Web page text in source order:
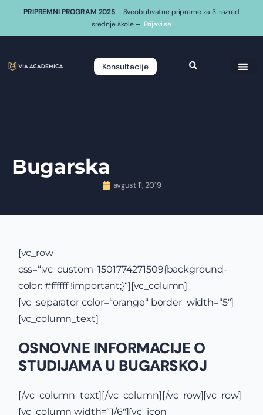
PRIPREMNI PROGRAM 2025 – Sveobuhvatne pripreme za 3. razred
srednje škole – Prijavi se
Konsultacije
Bugarska
avgust 11, 2019
[vc_row
css=“.vc_custom_1501774271509{background-
color: #ffffff !important;}“][vc_column]
[vc_separator color=“orange“ border_width=“5″]
[vc_column_text]
OSNOVNE INFORMACIJE O
STUDIJAMA U BUGARSKOJ
[/vc_column_text][/vc_column][/vc_row][vc_row]
[vc_column width=“1/6″][vc_icon